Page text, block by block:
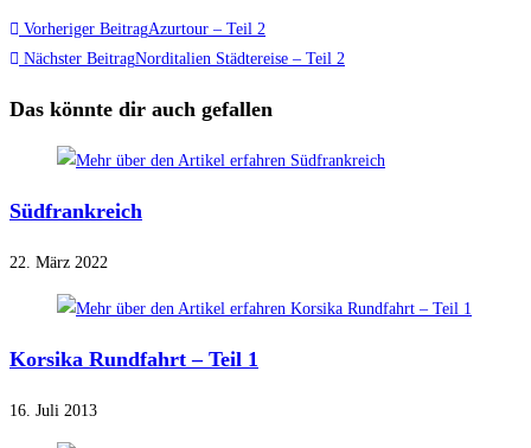
Vorheriger BeitragAzurtour – Teil 2
Nächster BeitragNorditalien Städtereise – Teil 2
Das könnte dir auch gefallen
Südfrankreich
22. März 2022
Korsika Rundfahrt – Teil 1
16. Juli 2013